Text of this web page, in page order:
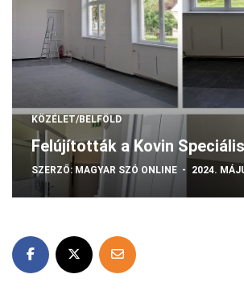
KÖZÉLET/BELFÖLD
Felújították a Kovin
SZERZŐ: MAGYAR SZÓ ONLINE 2024.